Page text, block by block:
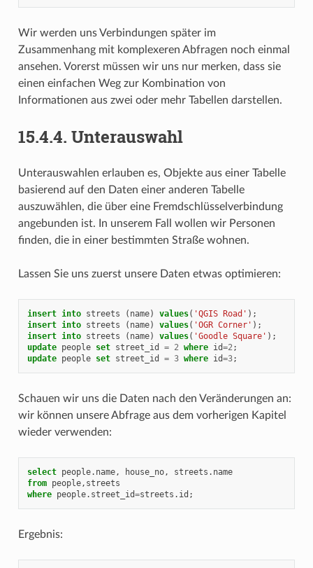
Wir werden uns Verbindungen später im
Zusammenhang mit komplexeren Abfragen noch einmal
ansehen. Vorerst müssen wir uns nur merken, dass sie
einen einfachen Weg zur Kombination von
Informationen aus zwei oder mehr Tabellen darstellen.
15.4.4. Unterauswahl
Unterauswahlen erlauben es, Objekte aus einer Tabelle
basierend auf den Daten einer anderen Tabelle
auszuwählen, die über eine Fremdschlüsselverbindung
angebunden ist. In unserem Fall wollen wir Personen
finden, die in einer bestimmten Straße wohnen.
Lassen Sie uns zuerst unsere Daten etwas optimieren:
insert into streets ( name) values( 'QGIS Road' );
insert into streets ( name) values( 'OGR Corner' );
insert into streets ( name) values( 'Goodle Square' );
update people set street_id = 2 where id=2;
update people set street_id = 3 where id=3;
Schauen wir uns die Daten nach den Veränderungen an:
wir können unsere Abfrage aus dem vorherigen Kapitel
wieder verwenden:
select people. name, house_no, streets . name
from people, streets
where people. street_id=streets . id ;
Ergebnis: